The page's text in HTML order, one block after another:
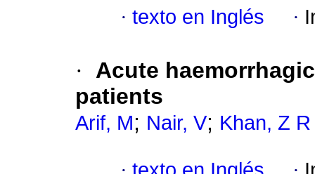
· texto en Inglés ·
·
Acute
patients
Arif, M; Nair, V; Khan, Z R